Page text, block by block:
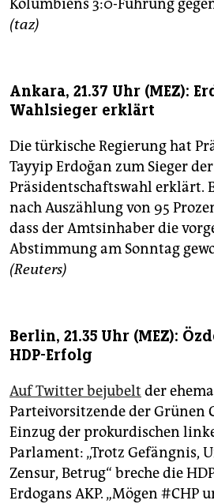
Kolumbiens 3:0-Führung
(taz)
Ankara, 21.37 Uhr (MEZ):
Wahlsieger erklärt
Die türkische Regierung hat
Tayyip Erdoğan zum Sieger der
Präsidentschaftswahl erklärt.
nach Auszählung von 95
dass der Amtsinhaber die
Abstimmung am Sonntag
(Reuters)
Berlin, 21.35 Uhr (MEZ):
HDP-Erfolg
Auf Twitter bejubelt der
Parteivorsitzende der Grünen
Einzug der prokurdischen
Parlament: „Trotz Gefängnis,
Zensur, Betrug“ breche die
Erdogans AKP. „Mögen #CHP